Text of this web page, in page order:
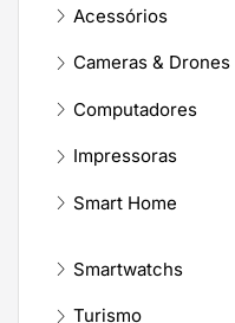
Acessórios
Cameras & Drones
Computadores
Impressoras
Smart Home
Smartwatchs
Turismo